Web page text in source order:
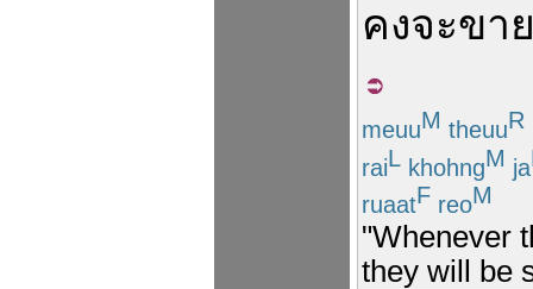
คงจะขา
meuuM theuuR
raiL khohngM ja
ruaatF reoM
"Whenever
they will be